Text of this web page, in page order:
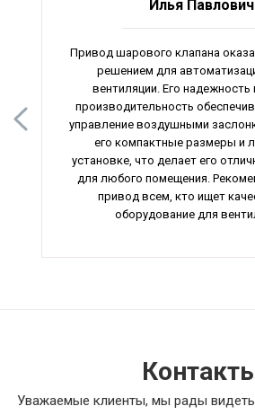
Илья Павлович
Привод шарового клапана
решением для
вентиляции. Его надежность
производительность
управление воздушными
его компактные размеры и
установке, что делает его
для любого помещения.
привод всем, кто ищет
оборудование для
Уважаемые клиенты, мы рады